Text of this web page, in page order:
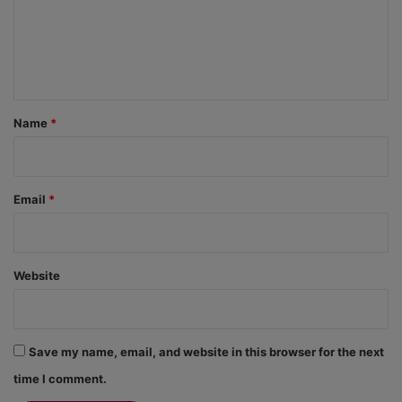
*
Name *
Email *
Website
Save my name, email, and website in this browser for the next
time I comment.